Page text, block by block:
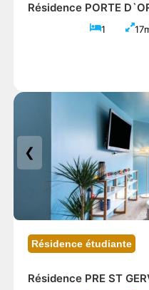
Résidence PORTE
1
❮
Résidence étudiante
Résidence PRE ST